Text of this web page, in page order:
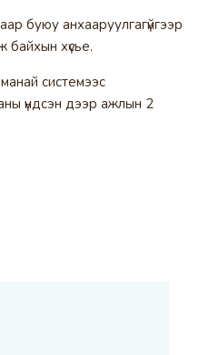
буюу анхааруулгагүйгээр
байхын хүсье.
системээс
үндсэн дээр ажлын 2